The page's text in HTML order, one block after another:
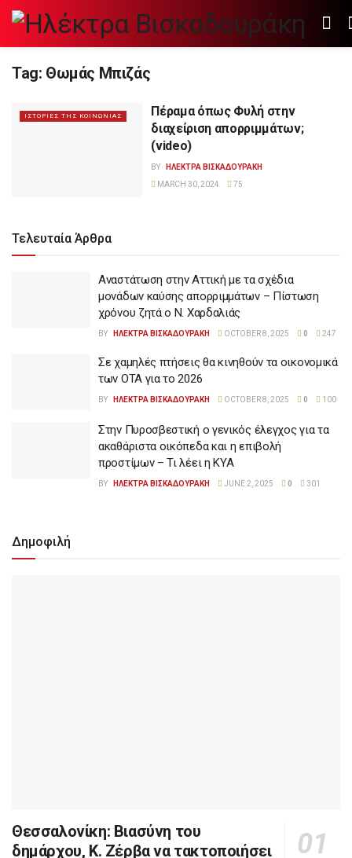
Tag: Θωμάς Μπιζάς
ΙΣΤΟΡΙΕΣ ΤΗΣ ΚΟΙΝΩΝΙΑΣ
Πέραμα όπως Φυλή στην
διαχείριση απορριμμάτων;
(video)
BY
ΗΛΕΚΤΡΑ ΒΙΣΚΑΔΟΥΡΑΚΗ
MARCH 30, 2024
75
Τελευταία Άρθρα
Αναστάτωση στην Αττική με τα σχέδια
μονάδων καύσης απορριμμάτων – Πίστωση
χρόνου ζητά ο Ν. Χαρδαλιάς
BY ΗΛΕΚΤΡΑ ΒΙΣΚΑΔΟΥΡΑΚΗ OCTOBER 8, 2025 0 247
Σε χαμηλές πτήσεις θα κινηθούν τα οικονομικά
των ΟΤΑ για το 2026
BY ΗΛΕΚΤΡΑ ΒΙΣΚΑΔΟΥΡΑΚΗ OCTOBER 8, 2025 0 100
Στην Πυροσβεστική ο γενικός έλεγχος για τα
ακαθάριστα οικόπεδα και η επιβολή
προστίμων – Τι λέει η ΚΥΑ
BY ΗΛΕΚΤΡΑ ΒΙΣΚΑΔΟΥΡΑΚΗ JUNE 2, 2025 0 301
Δημοφιλή
Θεσσαλονίκη: Βιασύνη του
δημάρχου, Κ. Ζέρβα να τακτοποιήσει